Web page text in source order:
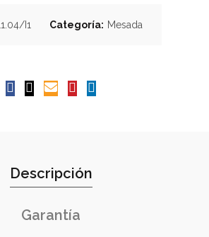
I1 Categoría: Mesada
Descripción
Garantía